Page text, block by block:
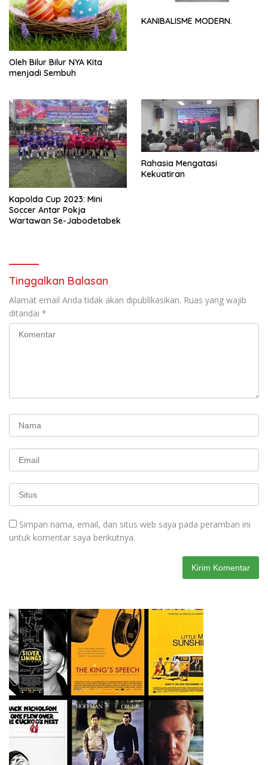
Oleh Bilur Bilur NYA Kita
menjadi Sembuh
KANIBALISME MODERN.
Kapolda Cup 2023: Mini
Soccer Antar Pokja
Wartawan Se-Jabodetabek
Rahasia Mengatasi
Kekuatiran
Tinggalkan Balasan
Alamat email Anda tidak akan dipublikasikan. Ruas yang wajib
ditandai *
Simpan nama, email, dan situs web saya pada peramban ini
untuk komentar saya berikutnya.